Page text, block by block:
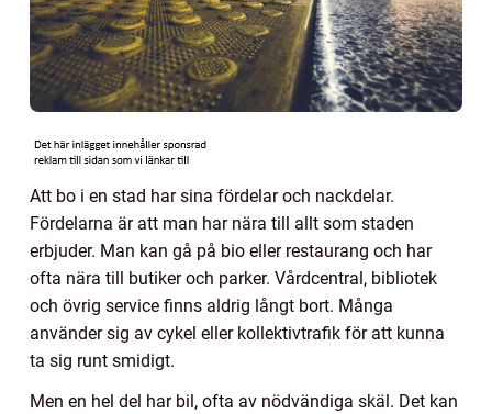
Att bo i en stad har sina fördelar och nackdelar.
Fördelarna är att man har nära till allt som staden
erbjuder. Man kan gå på bio eller restaurang och har
ofta nära till butiker och parker. Vårdcentral, bibliotek
och övrig service finns aldrig långt bort. Många
använder sig av cykel eller kollektivtrafik för att kunna
ta sig runt smidigt.
Men en hel del har bil, ofta av nödvändiga skäl. Det kan